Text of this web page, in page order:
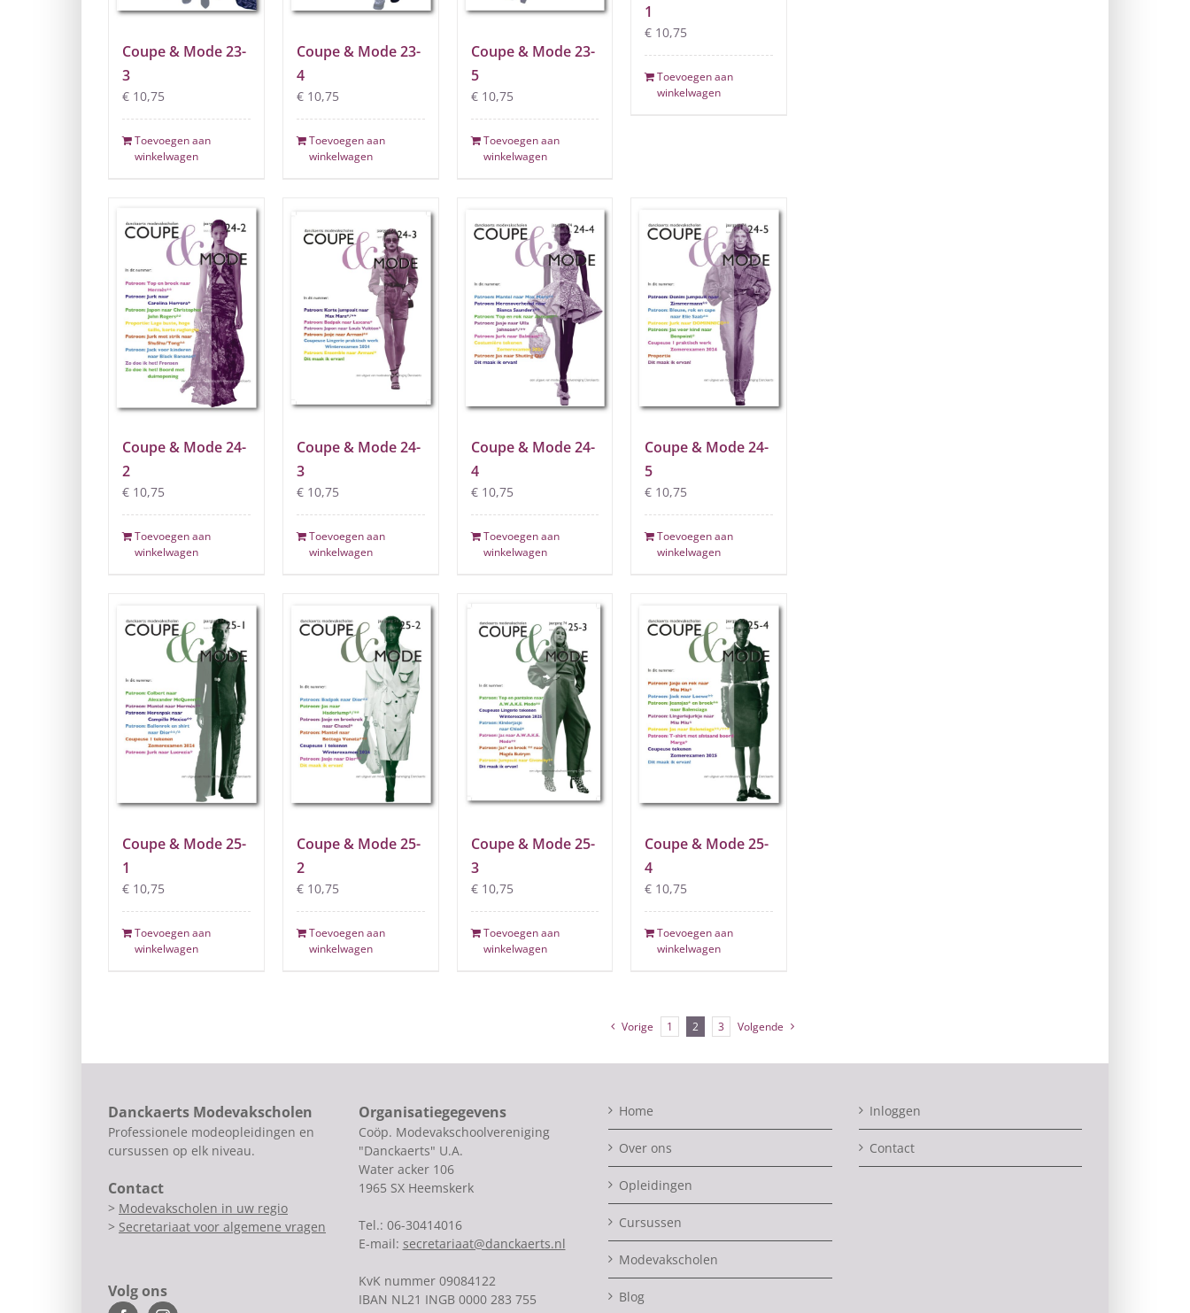
Coupe & Mode 23-
3
€ 10,75
Toevoegen aan
winkelwagen
Coupe & Mode 23-
4
€10,75
Toevoegen aan
winkelwagen
Coupe & Mode 23-
5
€10,75
Toevoegen aan
winkelwagen
1
€ 10,75
Toevoegen aan
winkelwagen
Coupe & Mode 24-
2
€ 10,75
Toevoegen aan
winkelwagen
Coupe & Mode 24-
3
€10,75
Toevoegen aan
winkelwagen
Coupe & Mode 24-
4
€10,75
Toevoegen aan
winkelwagen
Coupe & Mode 24-
5
€ 10,75
Toevoegen aan
winkelwagen
Coupe & Mode 25-
1
€ 10,75
Toevoegen aan
winkelwagen
Coupe & Mode 25-
2
€10,75
Toevoegen aan
winkelwagen
Coupe & Mode 25-
3
€10,75
Toevoegen aan
winkelwagen
Coupe & Mode 25-
4
€ 10,75
Toevoegen aan
winkelwagen
Vorige 1 2 3 Volgende
Danckaerts Modevakscholen
Professionele modeopleidingen en
cursussen op elk niveau.
Contact
> Modevakscholen in uw regio
> Secretariaat voor algemene vragen
Volg ons
Organisatiegegevens
Coöp. Modevakschoolvereniging
"Danckaerts" U.A.
Water acker 106
1965 SX Heemskerk
Tel.: 06-30414016
E-mail: secretariaat@danckaerts.nl
KvK nummer 09084122
IBAN NL21 INGB 0000 283 755
Home
Over ons
Opleidingen
Cursussen
Modevakscholen
Blog
Inloggen
Contact